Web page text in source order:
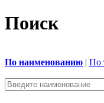
Поиск
По наименованию По